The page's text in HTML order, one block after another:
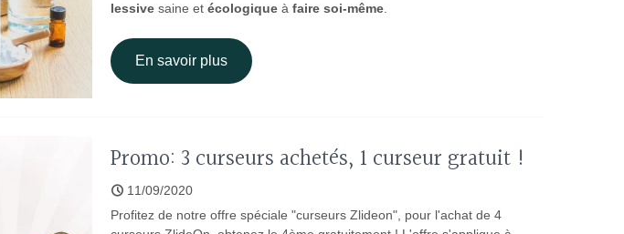
lessive saine et écologique à faire soi-même.
En savoir plus
Promo: 3 curseurs achetés, 1 curseur gratuit !
11/09/2020
Profitez de notre offre spéciale "curseurs Zlideon", pour l'achat de 4